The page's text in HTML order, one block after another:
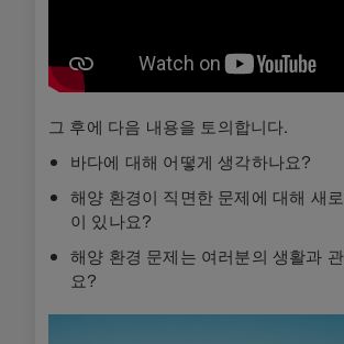
그 후에 다음 내용을 토의합니다.
바다에 대해 어떻게 생각하나요?
해양 환경이 직면한 문제에 대해 새
이 있나요?
해양 환경 문제는 여러분의 생활과
요?